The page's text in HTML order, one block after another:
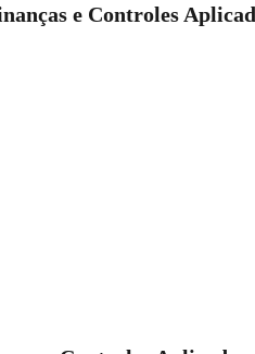
e Controles